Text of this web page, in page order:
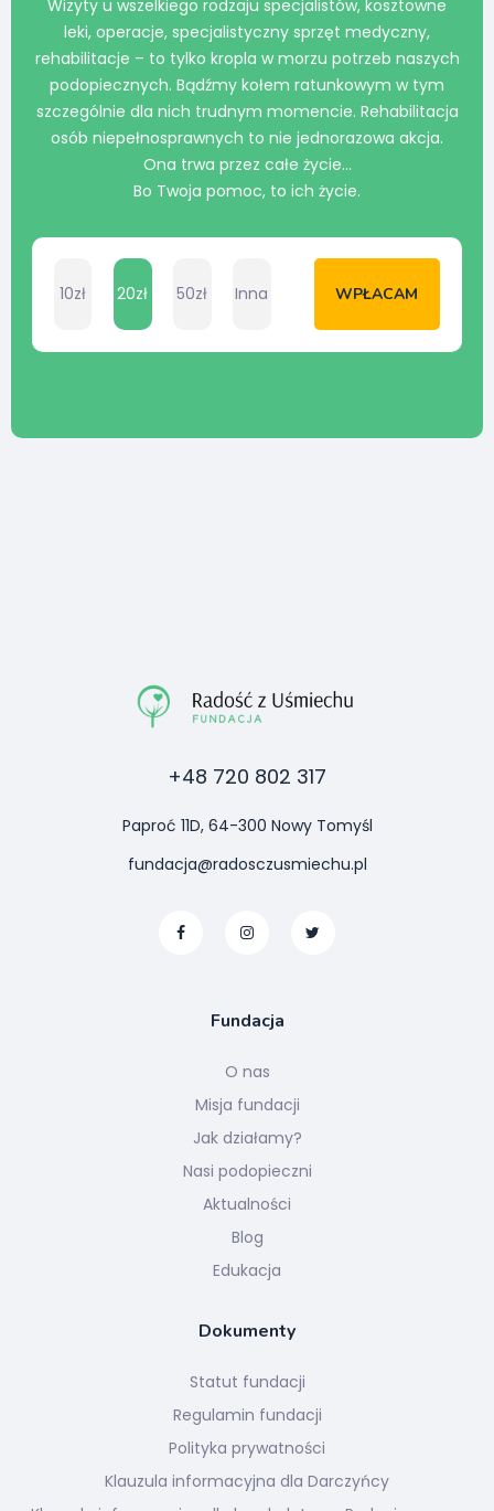
Wizyty u wszelkiego rodzaju specjalistów, kosztowne
leki, operacje, specjalistyczny sprzęt medyczny,
rehabilitacje – to tylko kropla w morzu potrzeb naszych
podopiecznych. Bądźmy kołem ratunkowym w tym
szczególnie dla nich trudnym momencie. Rehabilitacja
osób niepełnosprawnych to nie jednorazowa akcja.
Ona trwa przez całe życie…
Bo Twoja pomoc, to ich życie.
10zł 20zł 50zł Inna WPŁACAM
+48 720 802 317
Paproć 11D, 64-300 Nowy Tomyśl
fundacja@radosczusmiechu.pl
Fundacja
O nas
Misja fundacji
Jak działamy?
Nasi podopieczni
Aktualności
Blog
Edukacja
Dokumenty
Statut fundacji
Regulamin fundacji
Polityka prywatności
Klauzula informacyjna dla Darczyńcy